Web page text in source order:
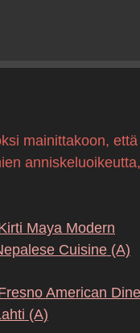
mainittakoon, että
Maya Modern
Cuisine(A)
American
(A)